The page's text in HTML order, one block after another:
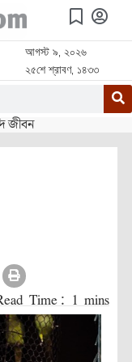
আগস্ট ৯, ২০২৬
২৫শে শ্রাবণ, ১৪৩৩
জীবন